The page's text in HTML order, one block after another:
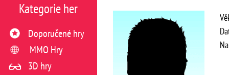
Kategorie her
Doporučené hry
MMO Hry
3D hry